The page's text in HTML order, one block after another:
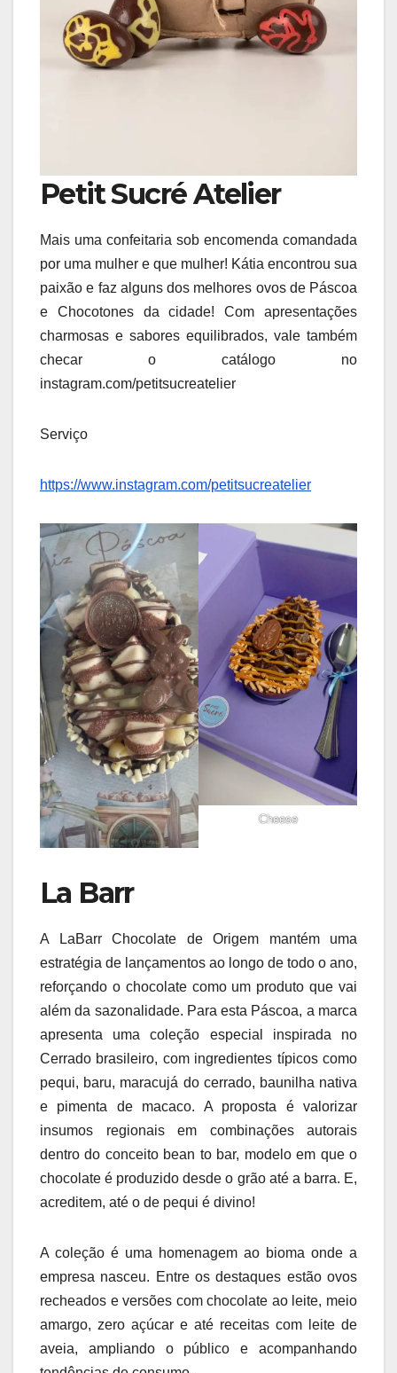
Petit Sucré Atelier
Mais uma confeitaria sob encomenda comandada
por uma mulher e que mulher! Kátia encontrou sua
paixão e faz alguns dos melhores ovos de Páscoa
e Chocotones da cidade! Com apresentações
charmosas e sabores equilibrados, vale também
checar o catálogo no
instagram.com/petitsucreatelier
Serviço
https://www.instagram.com/petitsucreatelier
Cheese
La Barr
A LaBarr Chocolate de Origem mantém uma
estratégia de lançamentos ao longo de todo o ano,
reforçando o chocolate como um produto que vai
além da sazonalidade. Para esta Páscoa, a marca
apresenta uma coleção especial inspirada no
Cerrado brasileiro, com ingredientes típicos como
pequi, baru, maracujá do cerrado, baunilha nativa
e pimenta de macaco. A proposta é valorizar
insumos regionais em combinações autorais
dentro do conceito bean to bar, modelo em que o
chocolate é produzido desde o grão até a barra. E,
acreditem, até o de pequi é divino!
A coleção é uma homenagem ao bioma onde a
empresa nasceu. Entre os destaques estão ovos
recheados e versões com chocolate ao leite, meio
amargo, zero açúcar e até receitas com leite de
aveia, ampliando o público e acompanhando